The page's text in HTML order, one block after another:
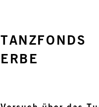
TANZFONDS
ERBE